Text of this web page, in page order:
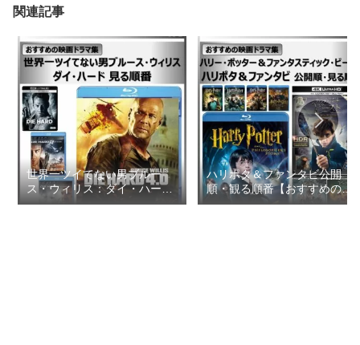
関連記事
世界一ツイてない男ブルー
ス・ウィリス：ダイ・ハード
見る順番【おすすめの映画ド
ハリポタ＆ファンタビ公開
順・観る順番【おすすめの映
画ドラマ集】